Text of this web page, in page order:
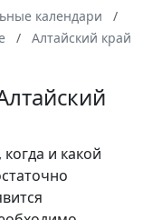
календари
Алтайский край
и какой